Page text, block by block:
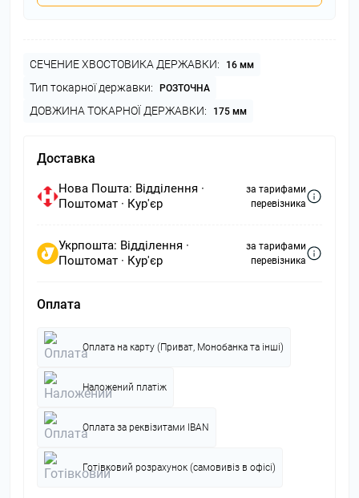
СЕЧЕНИЕ ХВОСТОВИКА ДЕРЖАВКИ: 16 мм
Тип токарної державки: РОЗТОЧНА
ДОВЖИНА ТОКАРНОЇ ДЕРЖАВКИ: 175 мм
Доставка
Нова Пошта: Відділення ·
Поштомат · Кур'єр
за тарифами
перевізника
Укрпошта: Відділення ·
Поштомат · Кур'єр
за тарифами
перевізника
Оплата
Оплата на карту (Приват, Монобанка та інші)
Наложений платіж
Оплата за реквізитами IBAN
Готівковий розрахунок (самовивіз в офісі)